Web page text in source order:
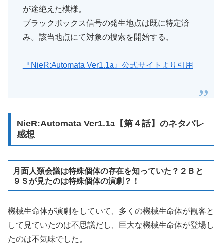
が途絶えた模様。
ブラックボックス信号の発生地点は既に特定済
み。該当地点にて対象の捜索を開始する。
『NieR:Automata Ver1.1a』公式サイトより引用
NieR:Automata Ver1.1a【第４話】のネタバレ
感想
月面人類会議は特殊個体の存在を知っていた？２Ｂと
９Ｓが見たのは特殊個体の演劇？！
機械生命体が演劇をしていて、多くの機械生命体が観客と
して見ていたのは不思議だし、巨大な機械生命体が登場し
たのは不気味でした。